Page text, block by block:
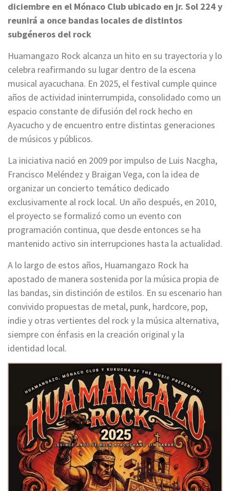
diciembre en el Mónaco Club ubicado en jr. Sol 224 y
reunirá a once bandas locales de distintos
subgéneros del rock
Huamangazo Rock alcanza un hito en su trayectoria y lo
celebra reafirmando su lugar dentro de la escena
musical ayacuchana. En 2025, el festival cumple quince
años de actividad ininterrumpida, consolidado como un
espacio constante de difusión del rock hecho en
Ayacucho y de encuentro entre distintas generaciones
de músicos y públicos.
La iniciativa nació en 2009 por impulso de Luis Nacgha,
Francisco Meléndez y Braigan Vega, con la idea de
organizar un concierto temático dedicado
exclusivamente al rock local. Un año después, en 2010,
el proyecto se formalizó como un evento con
programación continua, que desde entonces se ha
mantenido activo sin interrupciones hasta la actualidad.
A lo largo de estos años, Huamangazo Rock ha
apostado de manera sostenida por la música propia de
las bandas, sin distinción de estilos. En su escenario han
convivido propuestas de metal, punk, hardcore, pop,
indie y otras vertientes del rock y la música alternativa,
siempre con énfasis en la creación original y la
identidad local.